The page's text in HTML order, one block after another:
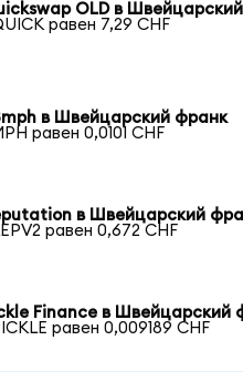
OLD в
равен 7,29 CHF
в Швейцарский франк
равен 0,0101 CHF
в Швейцарский
равен 0,672 CHF
Finance в Швейцарский
равен 0,009189 CHF